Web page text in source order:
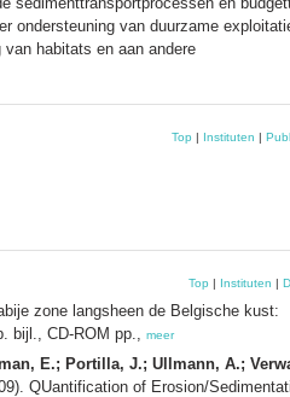
ondersteuning van duurzame
habitats en aan andere
Top | Instituten |
Top | Instituten |
zone langsheen de Belgische kust:
bijl., CD-ROM pp., meer
E.; Portilla, J.; Ullmann, A.;
QUantification of Erosion/